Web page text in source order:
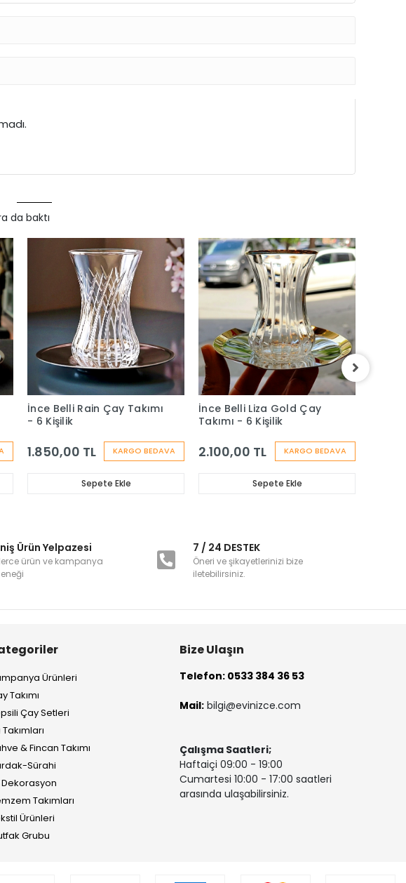
da baktı
KARGO BEDAVA
İnce Belli Rain Çay Takımı
- 6 Kişilik
1.850,00 TL
Sepete Ekle
KARGO BEDAVA
İnce Belli Liza Gold Çay
Takımı - 6 Kişilik
2.100,00 TL
Sepete Ekle
Ürün Yelpazesi
ürün ve kampanya
7 / 24 DESTEK
Öneri ve şikayetlerinizi bize
iletebilirsiniz.
Ürünleri
Takımı
Çay Setleri
Takımları
& Fincan Takımı
Sürahi
Dekorasyon
Takımları
Ürünleri
Grubu
Bize Ulaşın
Telefon: 0533 384 36 53
Mail: bilgi@evinizce.com
Çalışma Saatleri;
Haftaiçi 09:00 - 19:00
Cumartesi 10:00 - 17:00 saatleri
arasında ulaşabilirsiniz.